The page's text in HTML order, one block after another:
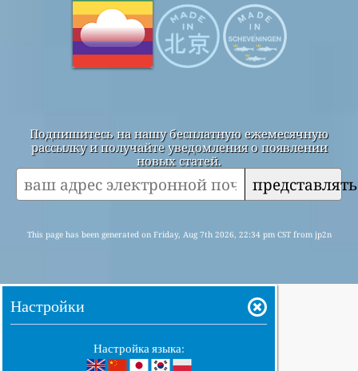
Подпишитесь на нашу бесплатную ежемесячную
рассылку и получайте уведомления о появлении
новых статей.
This page has been generated on Friday, Aug 7th 2026, 22:34 pm CST from jp2n
Настройки
Настройка языка: